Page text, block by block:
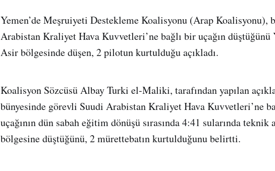
Yemen’de Meşruiyeti Destekleme Koalisyonu (Arap Koalisyonu),
Arabistan Kraliyet Hava Kuvvetleri’ne bağlı bir uçağın düştüğünü
Asir bölgesinde düşen, 2 pilotun kurtulduğu açıkladı.
Koalisyon Sözcüsü Albay Turki el-Maliki, tarafından yapılan
bünyesinde görevli Suudi Arabistan Kraliyet Hava Kuvvetleri’ne
uçağının dün sabah eğitim dönüşü sırasında 4:41 sularında
bölgesine düştüğünü, 2 mürettebatın kurtulduğunu belirtti.